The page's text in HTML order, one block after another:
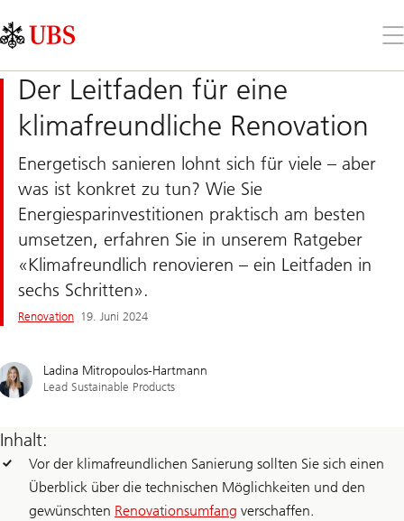
Links
Area
Sie
Der Leitfaden für eine
klimafreundliche Renovation
Energetisch sanieren lohnt sich für viele – aber
was ist konkret zu tun? Wie Sie
Energiesparinvestitionen praktisch am besten
umsetzen, erfahren Sie in unserem Ratgeber
«Klimafreundlich renovieren – ein Leitfaden in
sechs Schritten».
Renovation​ 19. Juni 2024
Ladina Mitropoulos-Hartmann
Lead Sustainable Products
Inhalt:
Vor der klimafreundlichen Sanierung sollten Sie sich einen
Überblick über die technischen Möglichkeiten und den
gewünschten Renovationsumfang verschaffen.